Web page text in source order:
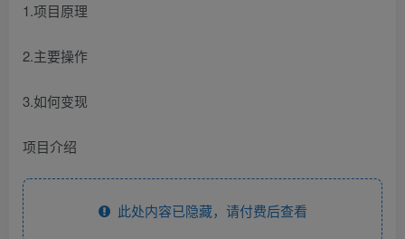
1.项目原理
2.主要操作
3.如何变现
项目介绍
此处内容已隐藏，请付费后查看